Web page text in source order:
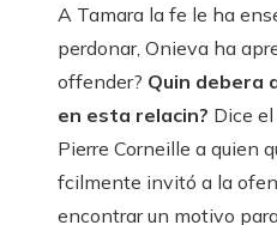
A Tamara la fe le ha
perdonar, Onieva ha
offender? Quin debera
en esta relacin? Dice
Pierre Corneille a quien
fcilmente invitó a la
encontrar un motivo